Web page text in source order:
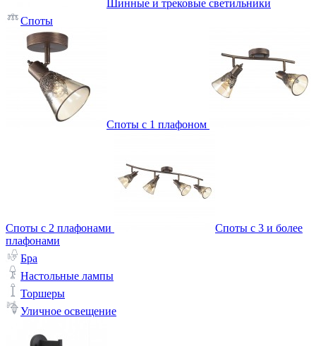
Шинные и трековые светильники
Споты
Споты с 1 плафоном
Споты с 2 плафонами
Споты с 3 и более
плафонами
Бра
Настольные лампы
Торшеры
Уличное освещение